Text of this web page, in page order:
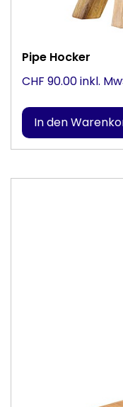
Pipe Hocker
CHF 90.00 inkl.